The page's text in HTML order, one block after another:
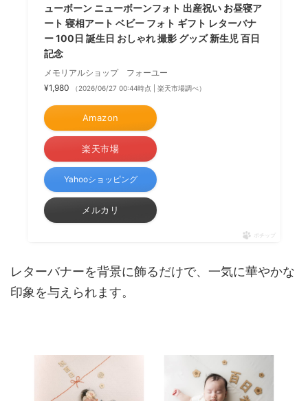
ューボーン ニューボーンフォト 出産祝い お昼寝ア
ート 寝相アート ベビー フォト ギフト レターバナ
ー 100日 誕生日 おしゃれ 撮影 グッズ 新生児 百日
記念
メモリアルショップ フォーユー
¥1,980
（2026/06/27 00:44時点 | 楽天市場調べ）
Amazon
楽天市場
Yahooショッピング
メルカリ
ポチップ
レターバナーを背景に飾るだけで、一気に華やかな
印象を与えられます。